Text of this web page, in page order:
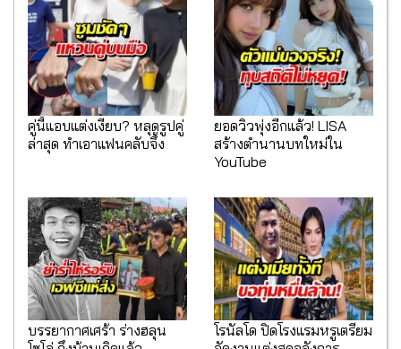
คู่นี้แอบแต่งเงียบ? หลุดรูปคู่
ล่าสุด ทำเอาแฟนคลับจึ้ง
ยอดวิวพุ่งอีกแล้ว! LISA
สร้างตำนานบทใหม่ใน
YouTube
บรรยากาศเศร้า ร่างฮลุน
โรนัลโด ปิดโรงแรมหรูเตรียม